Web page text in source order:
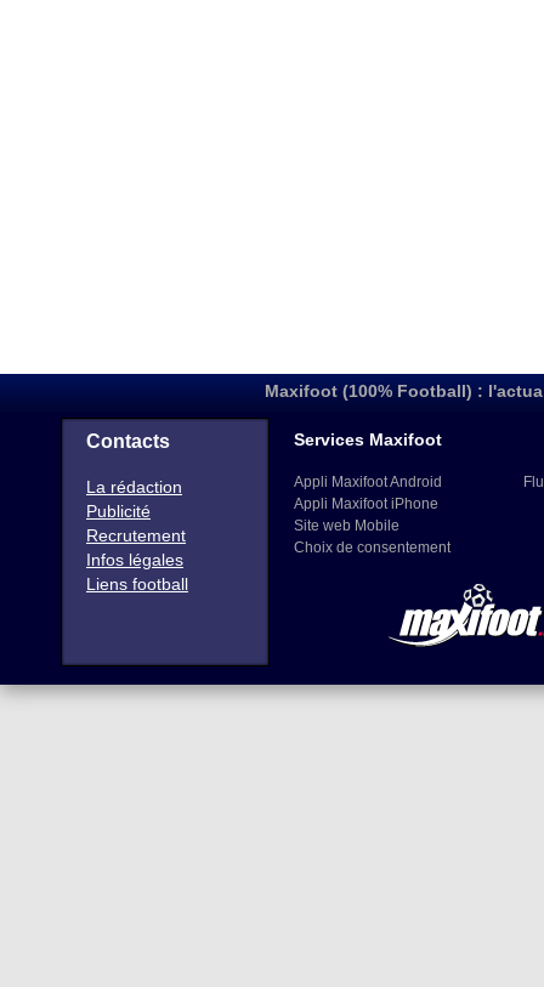
Maxifoot (100% Football) :
Contacts
La rédaction
Publicité
Recrutement
Infos légales
Liens football
Services Maxifoot
Appli Maxifoot Android
Appli Maxifoot iPhone
Site web Mobile
Choix de consentement